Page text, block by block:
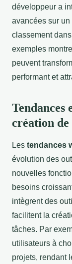
développeur a
avancées sur
classement
exemples
peuvent
performant et
Tendances
création de
Les tendances
évolution des
nouvelles
besoins
intègrent des
facilitent la
tâches. Par
utilisateurs à
projets, rendant